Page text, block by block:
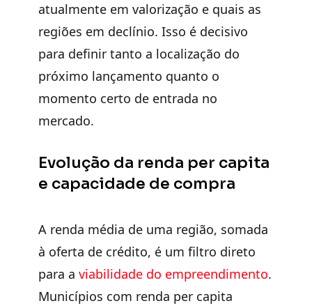
atualmente em valorização e quais as
regiões em declínio. Isso é decisivo
para definir tanto a localização do
próximo lançamento quanto o
momento certo de entrada no
mercado.
Evolução da renda per capita
e capacidade de compra
A renda média de uma região, somada
à oferta de crédito, é um filtro direto
para a viabilidade do empreendimento.
Municípios com renda per capita